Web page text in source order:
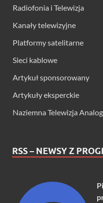
Radiofonia i Telewizja
Kanały telewizyjne
Platformy satelitarne
Sieci kablowe
Artykuł sponsorowany
Artykuły eksperckie
Naziemna Telewizja
RSS – NEWSY Z